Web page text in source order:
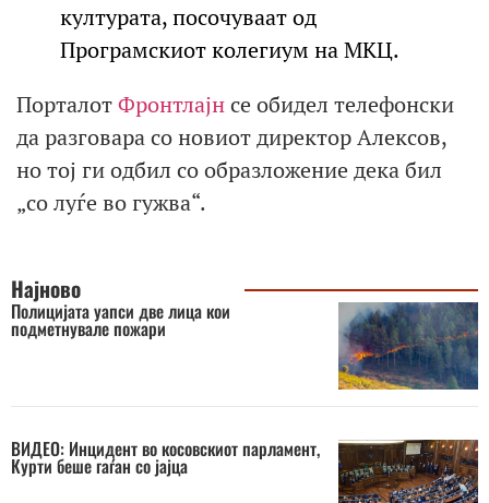
културата, посочуваат од
Програмскиот колегиум на МКЦ.
ПорталотФронтлајнсе обидел телефонски
да разговара со новиот директор Алексов,
но тој ги одбил со образложение дека бил
„со луѓе во гужва“.
Најново
Полицијата уапси две лица кои
подметнувале пожари
ВИДЕО: Инцидент во косовскиот парламент,
Курти беше гаѓан со јајца